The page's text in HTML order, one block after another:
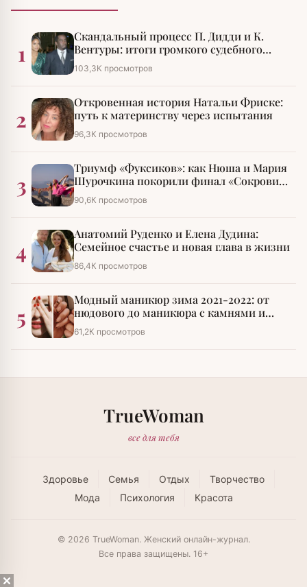
1
Скандальный процесс П. Дидди и К.
Вентуры: итоги громкого судебного
разбирательства
103,3К просмотров
2
Откровенная история Натальи Фриске:
путь к материнству через испытания
96,3К просмотров
3
Триумф «Фуксиков»: как Нюша и Мария
Шурочкина покорили финал «Сокровищ
императора»
90,6К просмотров
4
Анатомий Руденко и Елена Дудина:
Семейное счастье и новая глава в жизни
86,4К просмотров
5
Модный маникюр зима 2021-2022: от
нюдового до маникюра с камнями и
стразами
61,2К просмотров
TrueWoman
все для тебя
Здоровье Семья Отдых
Творчество
Мода
Психология Красота
© 2026 TrueWoman. Женский онлайн-журнал.
Все права защищены. 16+